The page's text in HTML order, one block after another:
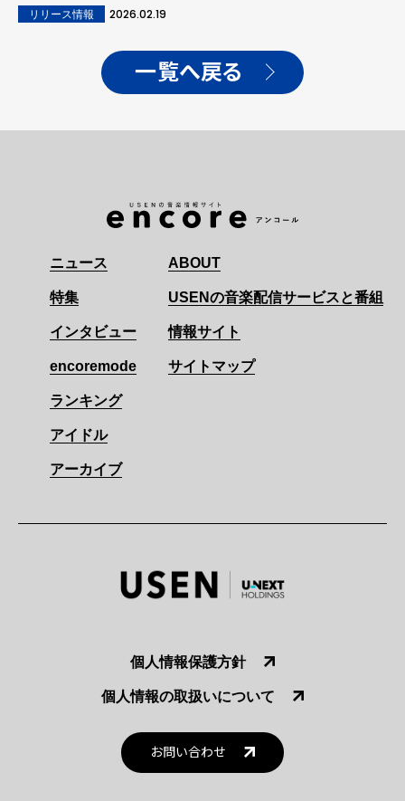
リリース情報 2026.02.19
一覧へ戻る
ニュース
特集
インタビュー
encoremode
ランキング
アイドル
アーカイブ
ABOUT
USENの音楽配信サービスと番組
情報サイト
サイトマップ
個人情報保護方針
個人情報の取扱いについて
お問い合わせ